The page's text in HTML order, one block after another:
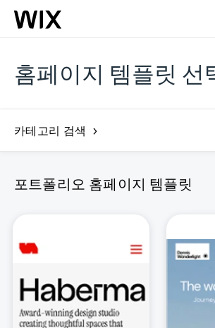
홈페이지 템플릿 선
카테고리 검색
포트폴리오 홈페이지 템플릿